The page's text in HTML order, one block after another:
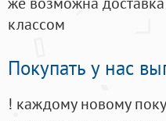
классом
Покупать у нас
! каждому новому